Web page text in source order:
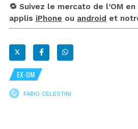
🔁 Suivez le mercato de l’OM
applis iPhone ou android et
EX-OM
FABIO CELESTINI